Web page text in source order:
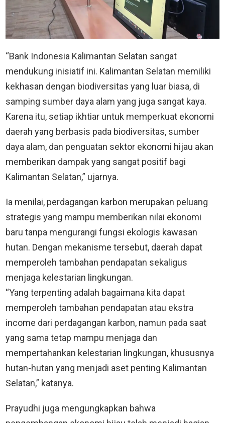
“Bank Indonesia Kalimantan Selatan sangat
mendukung inisiatif ini. Kalimantan Selatan memiliki
kekhasan dengan biodiversitas yang luar biasa, di
samping sumber daya alam yang juga sangat kaya.
Karena itu, setiap ikhtiar untuk memperkuat ekonomi
daerah yang berbasis pada biodiversitas, sumber
daya alam, dan penguatan sektor ekonomi hijau akan
memberikan dampak yang sangat positif bagi
Kalimantan Selatan,” ujarnya.
Ia menilai, perdagangan karbon merupakan peluang
strategis yang mampu memberikan nilai ekonomi
baru tanpa mengurangi fungsi ekologis kawasan
hutan. Dengan mekanisme tersebut, daerah dapat
memperoleh tambahan pendapatan sekaligus
menjaga kelestarian lingkungan.
“Yang terpenting adalah bagaimana kita dapat
memperoleh tambahan pendapatan atau ekstra
income dari perdagangan karbon, namun pada saat
yang sama tetap mampu menjaga dan
mempertahankan kelestarian lingkungan, khususnya
hutan-hutan yang menjadi aset penting Kalimantan
Selatan,” katanya.
Prayudhi juga mengungkapkan bahwa